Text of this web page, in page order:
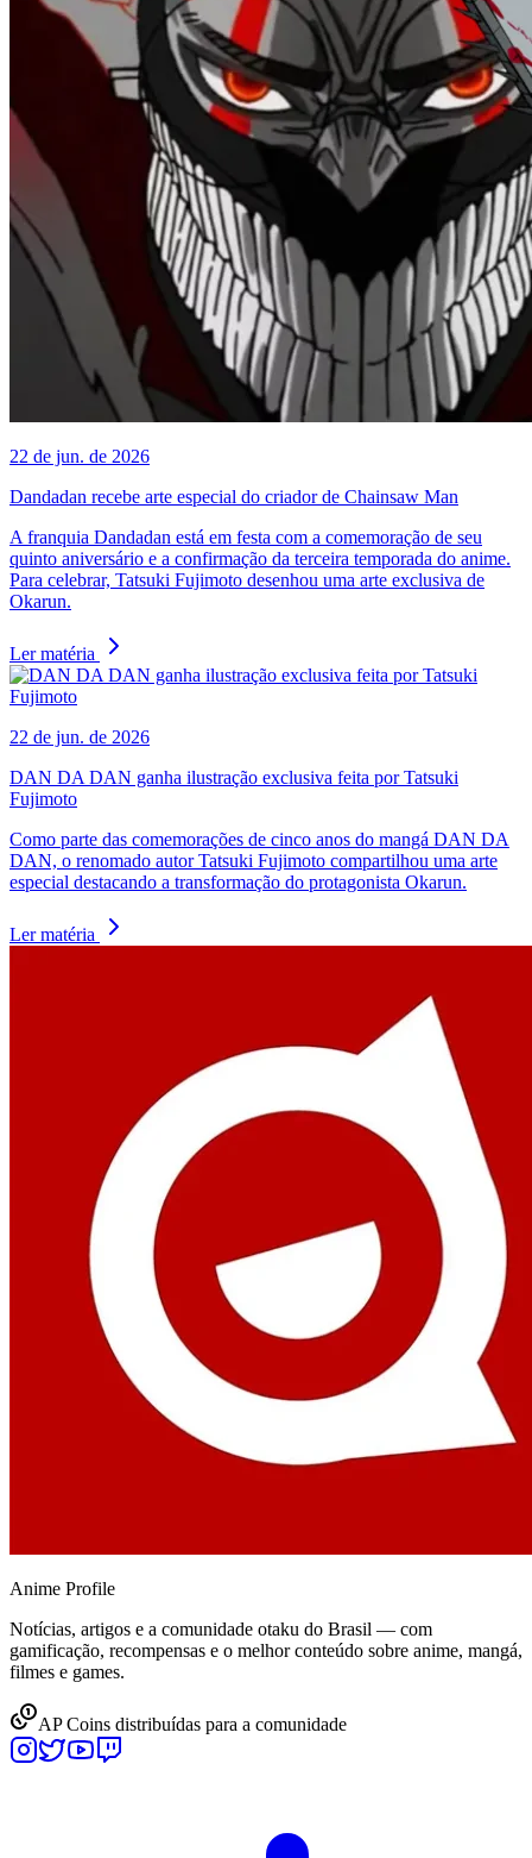
22 de jun. de 2026
Dandadan recebe arte especial do criador de Chainsaw Man
A franquia Dandadan está em festa com a comemoração de seu
quinto aniversário e a confirmação da terceira temporada do anime.
Para celebrar, Tatsuki Fujimoto desenhou uma arte exclusiva de
Okarun.
Ler matéria
22 de jun. de 2026
DAN DA DAN ganha ilustração exclusiva feita por Tatsuki
Fujimoto
Como parte das comemorações de cinco anos do mangá DAN DA
DAN, o renomado autor Tatsuki Fujimoto compartilhou uma arte
especial destacando a transformação do protagonista Okarun.
Ler matéria
Anime Profile
Notícias, artigos e a comunidade otaku do Brasil — com
gamificação, recompensas e o melhor conteúdo sobre anime, mangá,
filmes e games.
AP Coins distribuídas para a comunidade